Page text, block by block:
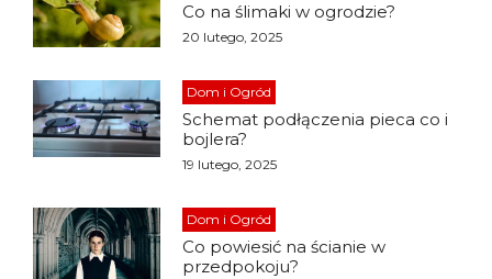
Co na ślimaki w ogrodzie?
20 lutego, 2025
Dom i Ogród
Schemat podłączenia pieca co i
bojlera?
19 lutego, 2025
Dom i Ogród
Co powiesić na ścianie w
przedpokoju?